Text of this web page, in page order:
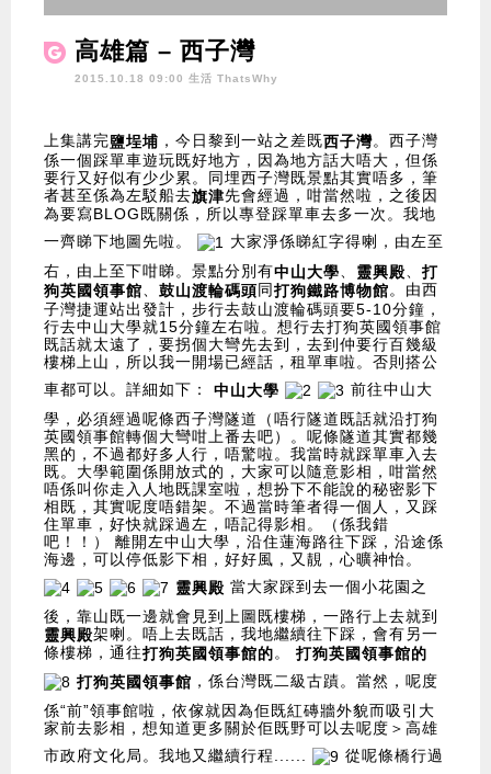
高雄篇 – 西子灣
2015.10.18 09:00 生活 ThatsWhy
上集講完鹽埕埔 ，今日黎到一站之差既西子灣。西子灣
係一個踩單車遊玩既好地方，因為地方話大唔大，但係
要行又好似有少少累。同埋西子灣既景點其實唔多，筆
者甚至係為左駁船去旗津先會經過，咁當然啦，之後因
為要寫BLOG既關係，所以專登踩單車去多一次。我地
一齊睇下地圖先啦。
大家淨係睇紅字得喇，由左至
右，由上至下咁睇。景點分別有中山大學 靈興殿
打
狗英國領事館、 鼓山渡輪碼頭同打狗鐵路博物館。由西
子灣捷運站出發計，步行去鼓山渡輪碼頭要5-10分鐘，
行去中山大學就15分鐘左右啦。想行去打狗英國領事館
既話就太遠了，要拐個大彎先去到，去到仲要行百幾級
樓梯上山，所以我一開場已經話，租單車啦。否則搭公
車都可以。詳細如下： 中山大學
前往中山大
學，必須經過呢條西子灣隧道（唔行隧道既話就沿打狗
英國領事館轉個大彎咁上番去吧）。呢條隧道其實都幾
黑的，不過都好多人行，唔驚啦。我當時就踩單車入去
既。大學範圍係開放式的，大家可以隨意影相，咁當然
唔係叫你走入人地既課室啦，想扮下不能說的秘密影下
相既，其實呢度唔錯架。不過當時筆者得一個人，又踩
住單車，好快就踩過左，唔記得影相。（係我錯
吧！！） 離開左中山大學，沿住蓮海路往下踩，沿途係
海邊，可以停低影下相，好好風，又靚，心曠神怡。
靈興殿 當大家踩到去一個小花園之
後，靠山既一邊就會見到上圖既樓梯，一路行上去就到
靈興殿架喇。唔上去既話，我地繼續往下踩，會有另一
條樓梯，通往打狗英國領事館的。 打狗英國領事館的
打狗英國領事館 ，係台灣既二級古蹟。當然，呢度
係“前”領事館啦，依傢就因為佢既紅磚牆外貌而吸引大
家前去影相，想知道更多關於佢既野可以去呢度＞ 高雄
市政府文化局 。我地又繼續行程...... 從呢條橋行過